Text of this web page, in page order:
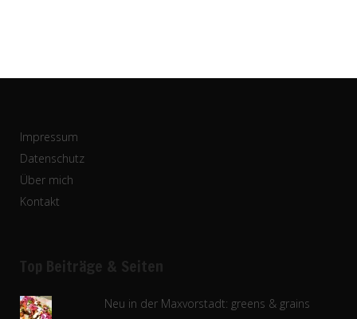
Impressum
Datenschutz
Über mich
Kontakt
Top Beiträge & Seiten
Neu in der Maxvorstadt: greens & grains